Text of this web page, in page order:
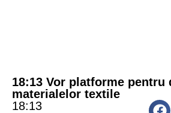
18:13 Vor platforme pentru
materialelor textile
18:13